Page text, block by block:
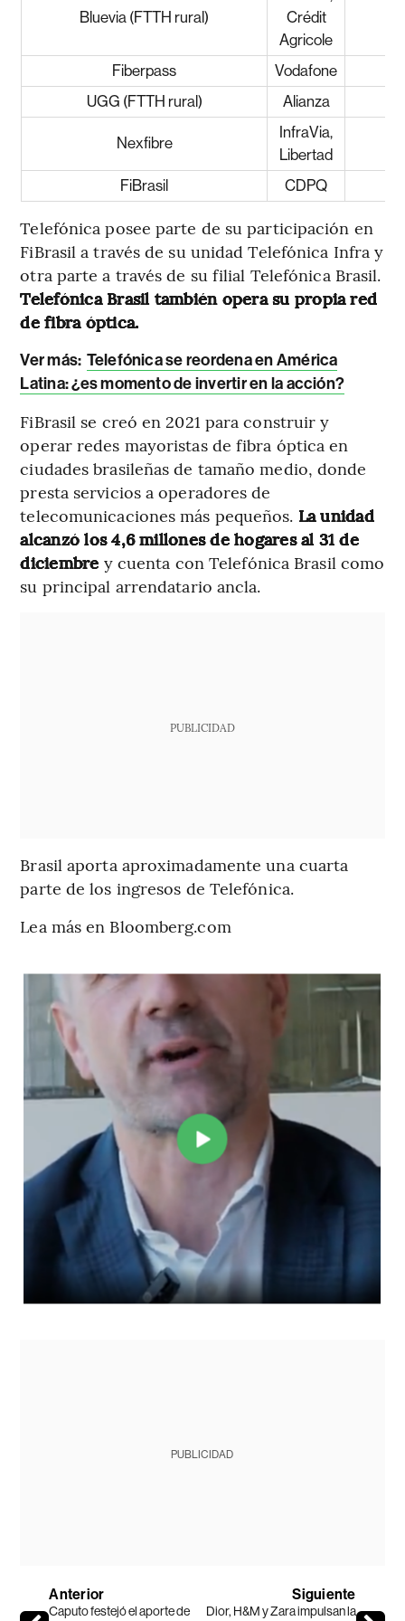
Bluevia (FTTH rural)
Crédit
Agricole
Fiberpass
Vodafone
UGG (FTTH rural)
Alianza
Nexfibre
InfraVia,
Libertad
FiBrasil
CDPQ
Telefónica posee parte de su participación en
FiBrasil a través de su unidad Telefónica Infra y
otra parte a través de su filial Telefónica Brasil.
Telefónica Brasil también opera su propia red
de fibra óptica.
Ver más: Telefónica se reordena en América
Latina: ¿es momento de invertir en la acción?
FiBrasil se creó en 2021 para construir y
operar redes mayoristas de fibra óptica en
ciudades brasileñas de tamaño medio, donde
presta servicios a operadores de
telecomunicaciones más pequeños. La unidad
alcanzó los 4,6 millones de hogares al 31 de
diciembre y cuenta con Telefónica Brasil como
su principal arrendatario ancla.
PUBLICIDAD
Brasil aporta aproximadamente una cuarta
parte de los ingresos de Telefónica.
Lea más en Bloomberg.com
PUBLICIDAD
Anterior
Caputo festejó el aporte de
Siguiente
Dior, H&M y Zara impulsan la